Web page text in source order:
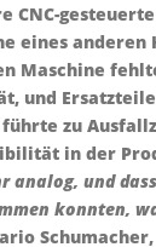
CNC-gesteuerte
eines
Maschine
und
zu
in der
analog, und
konnten,